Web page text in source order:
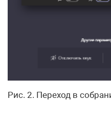
Рис. 2. Переход в